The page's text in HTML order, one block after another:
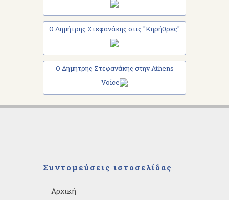
Ο Δημήτρης Στεφανάκης στις "Κηρήθρες"
Ο Δημήτρης Στεφανάκης στην Athens
Voice
Συντομεύσεις ιστοσελίδας
Αρχική